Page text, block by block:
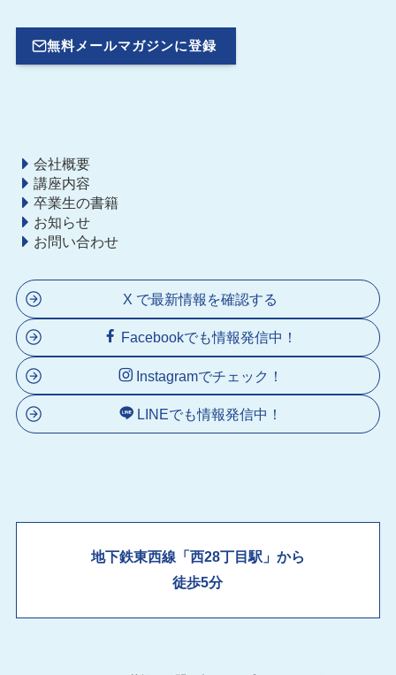
無料メールマガジンに登録
会社概要
講座内容
卒業生の書籍
お知らせ
お問い合わせ
X で最新情報を確認する
Facebookでも情報発信中！
Instagramでチェック！
LINEでも情報発信中！
地下鉄東西線「西28丁目駅」から
徒歩5分